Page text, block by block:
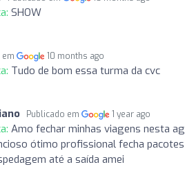
SHOW
em 10 months ago
Tudo de bom essa turma da cvc
Publicado em 1 year ago
Amo fechar minhas viagens nesta
ótimo profissional fecha
até a saída amei